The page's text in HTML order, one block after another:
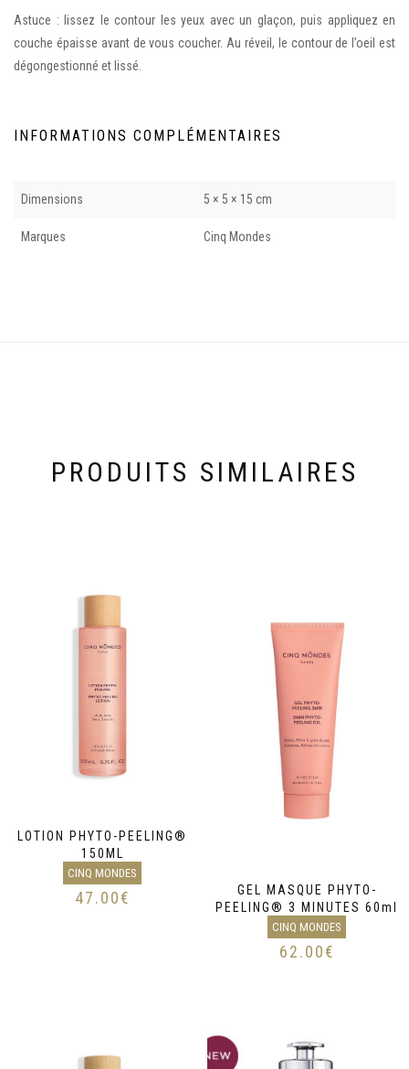
Astuce : lissez le contour les yeux avec un glaçon, puis appliquez en
couche épaisse avant de vous coucher. Au réveil, le contour de l’oeil est
dégongestionné et lissé.
INFORMATIONS COMPLÉMENTAIRES
Dimensions 5 × 5 × 15 cm
Marques Cinq Mondes
PRODUITS SIMILAIRES
LOTION PHYTO-PEELING®
150ML
CINQ MONDES
47.00€
GEL MASQUE PHYTO-
PEELING® 3 MINUTES 60ml
CINQ MONDES
62.00€